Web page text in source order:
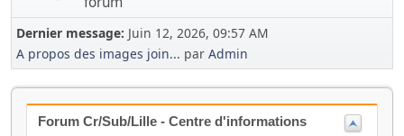
Dernier message: Juin 12, 2026, 09:57 AM
A propos des images join... par Admin
Forum Cr/Sub/Lille - Centre d'informations